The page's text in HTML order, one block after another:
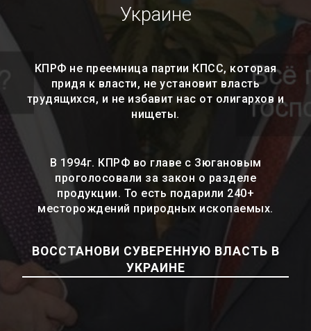
Украине
КПРФ не преемница партии КПСС, которая
придя к власти, не установит власть
трудящихся, и не избавит нас от олигархов и
нищеты.
В 1994г. КПРФ во главе с Зюгановым
проголосовали за закон о разделе
продукции. То есть подарили 240+
месторождений природных ископаемых.
ВОССТАНОВИ СУВЕРЕННУЮ ВЛАСТЬ В
УКРАИНЕ